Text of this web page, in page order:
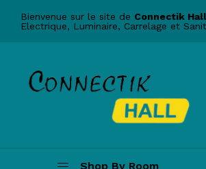
Bienvenue sur le site de Connectik Hall
Electrique, Luminaire, Carrelage et
Shop By Room